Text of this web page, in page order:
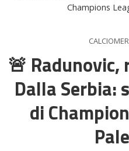
Champions
🚨
Dalla Serbia:
di